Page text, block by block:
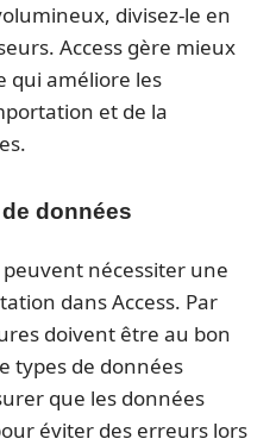
divisez-le en
Access gère mieux
qui améliore les
et de la
données
nécessiter une
dans Access. Par
doivent être au bon
types de données
que les données
éviter des erreurs lors